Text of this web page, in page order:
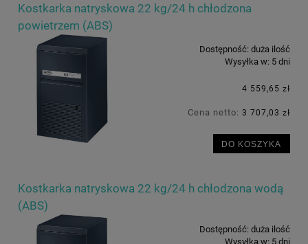
Kostkarka natryskowa 22 kg/24 h chłodzona
powietrzem (ABS)
Dostępność: duża ilość
Wysyłka w: 5 dni
4 559,65 zł
Cena netto: 3 707,03 zł
DO KOSZYKA
Kostkarka natryskowa 22 kg/24 h chłodzona wodą
(ABS)
Dostępność: duża ilość
Wysyłka w: 5 dni